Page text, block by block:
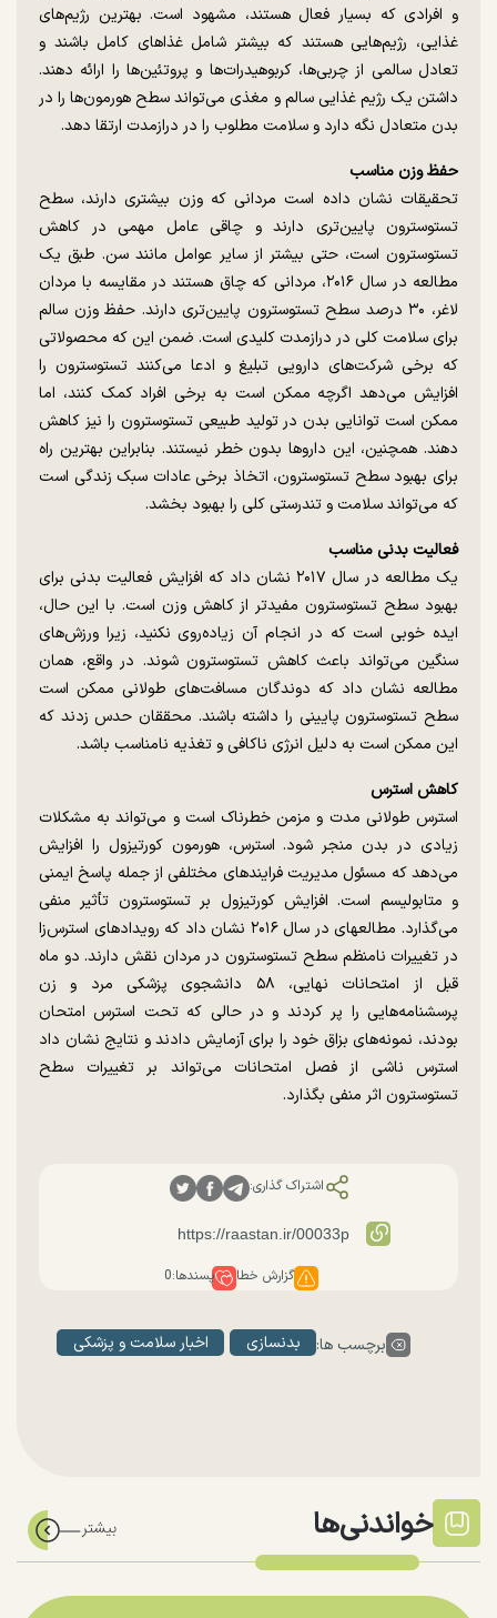
و افرادی که بسیار فعال هستند، مشهود است. بهترین رژیم‌های
غذایی، رژیم‌هایی هستند که بیشتر شامل غذاهای کامل باشند و
تعادل سالمی از چربی‌ها، کربوهیدرات‌ها و پروتئین‌ها را ارائه دهند.
داشتن یک رژیم غذایی سالم و مغذی می‌تواند سطح هورمون‌ها را در
بدن متعادل نگه دارد و سلامت مطلوب را در درازمدت ارتقا دهد.
حفظ وزن مناسب
تحقیقات نشان داده است مردانی که وزن بیشتری دارند، سطح
تستوسترون پایین‌تری دارند و چاقی عامل مهمی در کاهش
تستوسترون است، حتی بیشتر از سایر عوامل مانند سن. طبق یک
مطالعه در سال ۲۰۱۶، مردانی که چاق هستند در مقایسه با مردان
لاغر، ۳۰ درصد سطح تستوسترون پایین‌تری دارند. حفظ وزن سالم
برای سلامت کلی در درازمدت کلیدی است. ضمن این که محصولاتی
که برخی شرکت‌های دارویی تبلیغ و ادعا می‌کنند تستوسترون را
افزایش می‌دهد اگرچه ممکن است به برخی افراد کمک کنند، اما
ممکن است توانایی بدن در تولید طبیعی تستوسترون را نیز کاهش
دهند. همچنین، این داروها بدون خطر نیستند. بنابراین بهترین راه
برای بهبود سطح تستوسترون، اتخاذ برخی عادات سبک زندگی است
که می‌تواند سلامت و تندرستی کلی را بهبود بخشد.
فعالیت بدنی مناسب
یک مطالعه در سال ۲۰۱۷ نشان داد که افزایش فعالیت بدنی برای
بهبود سطح تستوسترون مفیدتر از کاهش وزن است. با این حال،
ایده خوبی است که در انجام آن زیاده‌روی نکنید، زیرا ورزش‌های
سنگین می‌تواند باعث کاهش تستوسترون شوند. در واقع، همان
مطالعه نشان داد که دوندگان مسافت‌های طولانی ممکن است
سطح تستوسترون پایینی را داشته باشند. محققان حدس زدند که
این ممکن است به دلیل انرژی ناکافی و تغذیه نامناسب باشد.
کاهش استرس
استرس طولانی مدت و مزمن خطرناک است و می‌تواند به مشکلات
زیادی در بدن منجر شود. استرس، هورمون کورتیزول را افزایش
می‌دهد که مسئول مدیریت فرایندهای مختلفی از جمله پاسخ ایمنی
و متابولیسم است. افزایش کورتیزول بر تستوسترون تأثیر منفی
می‌گذارد. مطالعه‎ای در سال ۲۰۱۶ نشان داد که رویدادهای استرس‌زا
در تغییرات نامنظم سطح تستوسترون در مردان نقش دارند. دو ماه
قبل از امتحانات نهایی، ۵۸ دانشجوی پزشکی مرد و زن
پرسشنامه‌هایی را پر کردند و در حالی که تحت استرس امتحان
بودند، نمونه‌های بزاق خود را برای آزمایش دادند و نتایج نشان داد
استرس ناشی از فصل امتحانات می‌تواند بر تغییرات سطح
تستوسترون اثر منفی بگذارد.
اشتراک گذاری:
گزارش خطا پسندها:0
برچسب ها: بدنسازی اخبار سلامت و پزشکی
خواندنی‌ها